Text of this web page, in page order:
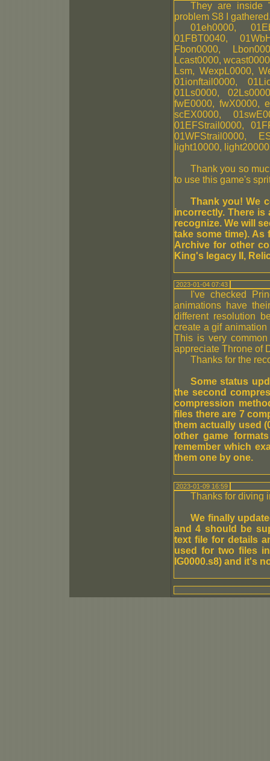
They are inside
problem S8 I
01eh0000,
01FBT0040,
Fbon0000,
Lcast0000,
Lsm, WexpL0000,
01ionftail0000,
01Ls0000,
fwE0000, fwX0000,
scEX0000,
01EFStrail0000,
01WFStrail0000,
light10000,
Thank you so
to use this game's
Thank you! We
incorrectly. There
recognize. We will
take some time).
Archive for other
King's legacy II,
2023-01-04 07:43
I've checked
animations have
different resolution
create a gif
This is very
appreciate Throne of
Thanks for the
Some status
the second
compression
files there are 7
them actually used
other game
remember which
them one by one.
2023-01-09 16:59
Thanks for diving
We finally
and 4 should be
text file for details
used for two files
IG0000.s8) and it's